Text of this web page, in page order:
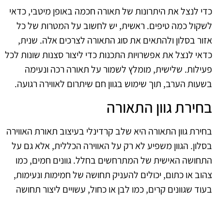
כדי לנצל את היתרונות של תאורה חכמה באופן מיטבי, כדאי
לשקול כמה טיפים. ראשית, יש לחשוב על המטרות של כל
אזור בסלון ולהתאים את סוג התאורה לצרכים אלה. שנית,
כדאי לנצל את אפשרויות התכנות כדי ליצור סצנות שונות לכל
פעילות. שלישית, מומלץ לשמור על תאורה רכה ונעימה
בשעות הערב, תוך שימוש בגוון חם שיתרום לאווירה רגועה.
בחירת גוון התאורה
בחירת גוון התאורה היא שלב קרדינלי בעיצוב תאורת האווירה
בסלון. הגוון משפיע לא רק על האווירה הכללית, אלא גם על
התחושה האישית של המתרחשים בחלל. גוונים חמים, כמו
צהוב או כתום, יכולים להעניק תחושה של חמימות ונעימות,
בעוד שגוונים קרים, כמו לבן או כחול, עשויים ליצור תחושה